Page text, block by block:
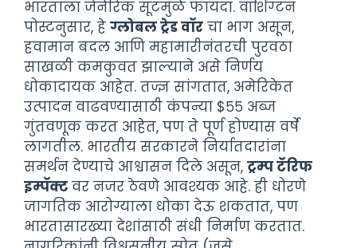
भारताला जेनेरिक सूटमुळे फायदा. वॉशिंग्टन
पोस्टनुसार, हे ग्लोबल ट्रेड वॉर चा भाग असून,
हवामान बदल आणि महामारीनंतरची पुरवठा
साखळी कमकुवत झाल्याने असे निर्णय
धोकादायक आहेत. तज्ज्ञ सांगतात, अमेरिकेत
उत्पादन वाढवण्यासाठी कंपन्या $५५ अब्ज
गुंतवणूक करत आहेत, पण ते पूर्ण होण्यास वर्षे
लागतील. भारतीय सरकारने निर्यातदारांना
समर्थन देण्याचे आश्वासन दिले असून, ट्रम्प टॅरिफ
इम्पॅक्ट वर नजर ठेवणे आवश्यक आहे. ही धोरणे
जागतिक आरोग्याला धोका देऊ शकतात, पण
भारतासारख्या देशांसाठी संधी निर्माण करतात.